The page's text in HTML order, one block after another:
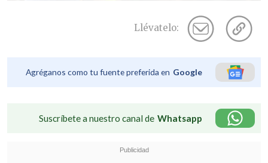
Llévatelo:
Agréganos como tu fuente preferida en Google
Suscríbete a nuestro canal de Whatsapp